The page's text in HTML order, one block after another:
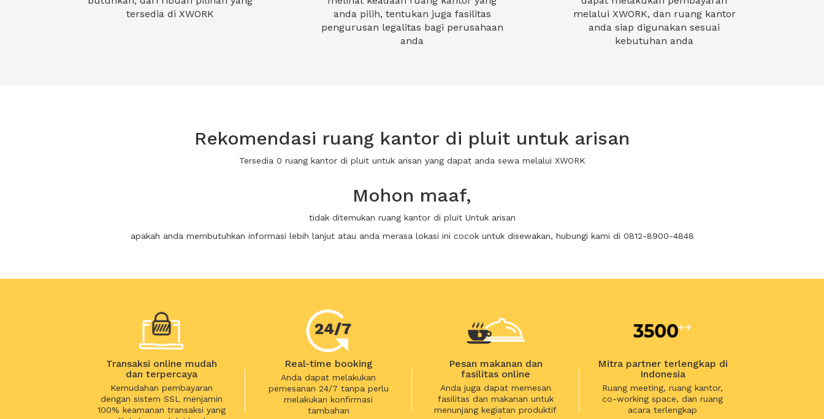
tersedia di XWORK
anda pilih, tentukan juga fasilitas
pengurusan legalitas bagi perusahaan
anda
melalui XWORK, dan ruang kantor
anda siap digunakan sesuai
kebutuhan anda
Rekomendasi ruang kantor di pluit untuk arisan
Tersedia 0 ruang kantor di pluit untuk arisan yang dapat anda sewa melalui XWORK
Mohon maaf,
tidak ditemukan ruang kantor di pluit Untuk arisan
apakah anda membutuhkan informasi lebih lanjut atau anda merasa lokasi ini cocok untuk disewakan, hubungi kami di 0812-8900-4848
Transaksi online mudah
dan terpercaya
Kemudahan pembayaran
dengan sistem SSL menjamin
100% keamanan transaksi yang
Real-time booking
Anda dapat melakukan
pemesanan 24/7 tanpa perlu
melakukan konfirmasi
tambahan
Pesan makanan dan
fasilitas online
Anda juga dapat memesan
fasilitas dan makanan untuk
menunjang kegiatan produktif
Mitra partner terlengkap di
Indonesia
Ruang meeting, ruang kantor,
co-working space, dan ruang
acara terlengkap